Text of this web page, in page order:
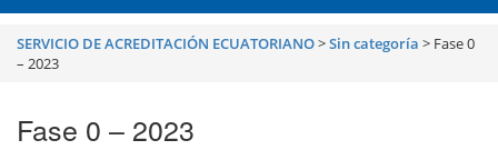
SERVICIO DE ACREDITACIÓN ECUATORIANO>Sin categoría > Fase 0
– 2023
Fase 0 – 2023